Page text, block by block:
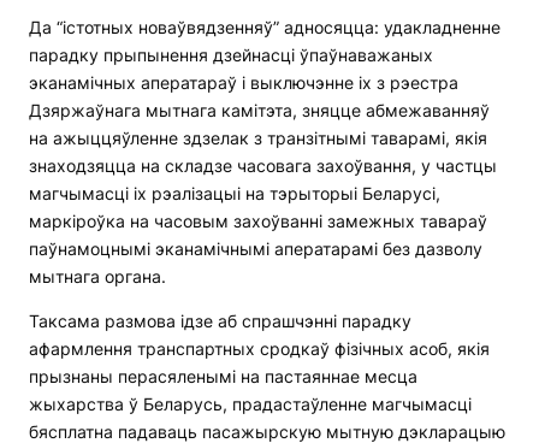
Да “істотных новаўвядзенняў” адносяцца: удакладненне
парадку прыпынення дзейнасці ўпаўнаважаных
эканамічных аператараў і выключэнне іх з рэестра
Дзяржаўнага мытнага камітэта, зняцце абмежаванняў
на ажыццяўленне здзелак з транзітнымі таварамі, якія
знаходзяцца на складзе часовага захоўвання, у частцы
магчымасці іх рэалізацыі на тэрыторыі Беларусі,
маркіроўка на часовым захоўванні замежных тавараў
паўнамоцнымі эканамічнымі аператарамі без дазволу
мытнага органа.
Таксама размова ідзе аб спрашчэнні парадку
афармлення транспартных сродкаў фізічных асоб, якія
прызнаны перасяленымі на пастаяннае месца
жыхарства ў Беларусь, прадастаўленне магчымасці
бясплатна падаваць пасажырскую мытную дэкларацыю